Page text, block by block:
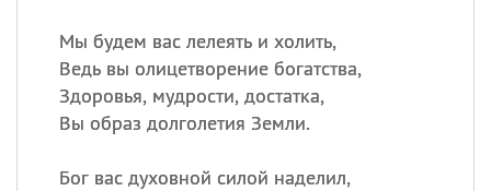
Мы будем вас лелеять и холить,
Ведь вы олицетворение богатства,
Здоровья, мудрости, достатка,
Вы образ долголетия Земли.
Бог вас духовной силой наделил,